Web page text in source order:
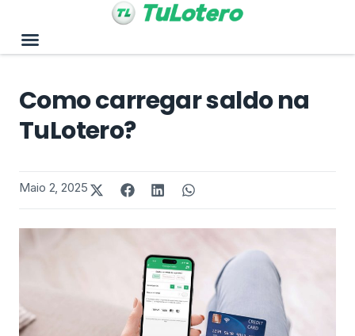
Como carregar saldo na
TuLotero?
Maio 2, 2025